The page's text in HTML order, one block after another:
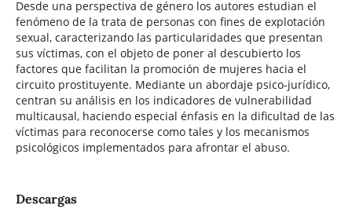
Desde una perspectiva de género los autores estudian el
fenómeno de la trata de personas con fines de explotación
sexual, caracterizando las particularidades que presentan
sus víctimas, con el objeto de poner al descubierto los
factores que facilitan la promoción de mujeres hacia el
circuito prostituyente. Mediante un abordaje psico-jurídico,
centran su análisis en los indicadores de vulnerabilidad
multicausal, haciendo especial énfasis en la dificultad de las
víctimas para reconocerse como tales y los mecanismos
psicológicos implementados para afrontar el abuso.
Descargas